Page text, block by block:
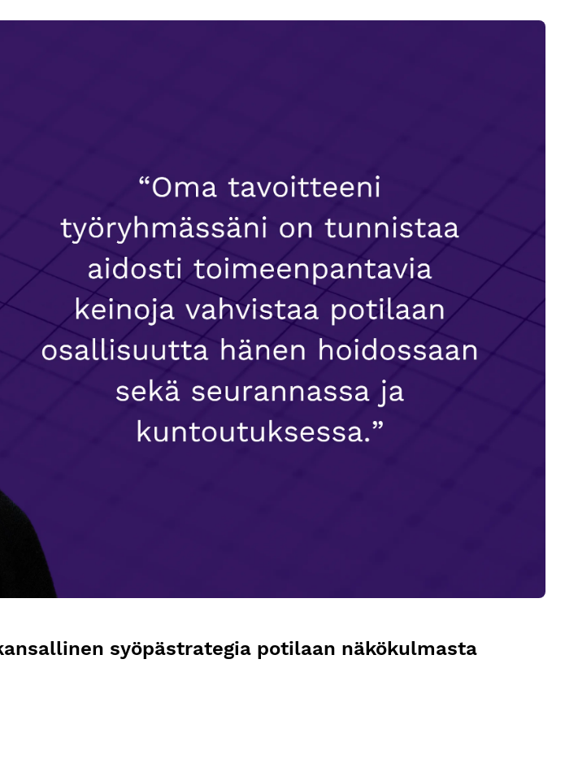
näkökulmasta
syöpästrategia potilaan näkökulmasta